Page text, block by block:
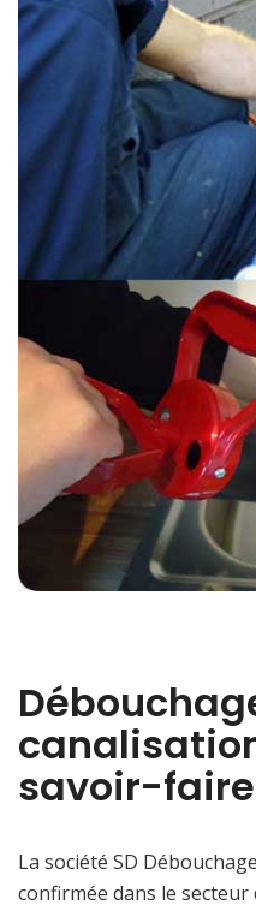
savoir-faire
La société SD
confirmée dans le secteur